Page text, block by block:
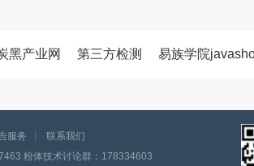
黑产业网 第三方检测 易族学院
服务
联系我们
粉体技术讨论群：178334603